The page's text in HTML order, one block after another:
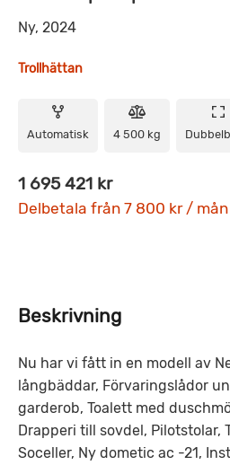
Ny, 2024
Trollhättan
Automatisk 4 500 kg
1 695 421 kr
Delbetala från 7 800 kr / mån
Beskrivning
Nu har vi fått in en modell av
långbäddar, Förvaringslådor
garderob, Toalett med
Drapperi till sovdel, Pilotstolar,
Soceller, Ny dometic ac -21,